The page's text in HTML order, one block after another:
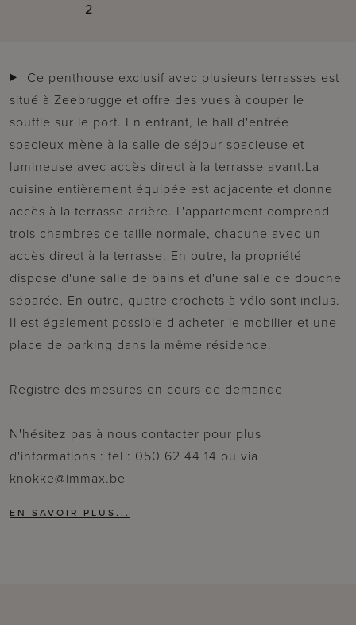
2
situé à Zeebrugge et offre des vues à couper le
souffle sur le port. En entrant, le hall d'entrée
spacieux mène à la salle de séjour spacieuse et
lumineuse avec accès direct à la terrasse avant.La
cuisine entièrement équipée est adjacente et donne
accès à la terrasse arrière. L'appartement comprend
trois chambres de taille normale, chacune avec un
accès direct à la terrasse. En outre, la propriété
dispose d'une salle de bains et d'une salle de douche
séparée. En outre, quatre crochets à vélo sont inclus.
Il est également possible d'acheter le mobilier et une
place de parking dans la même résidence.
Registre des mesures en cours de demande
N'hésitez pas à nous contacter pour plus
d'informations : tel : 050 62 44 14 ou via
knokke@immax.be